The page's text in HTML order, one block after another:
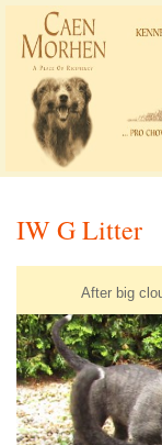
IW G Litter
After big